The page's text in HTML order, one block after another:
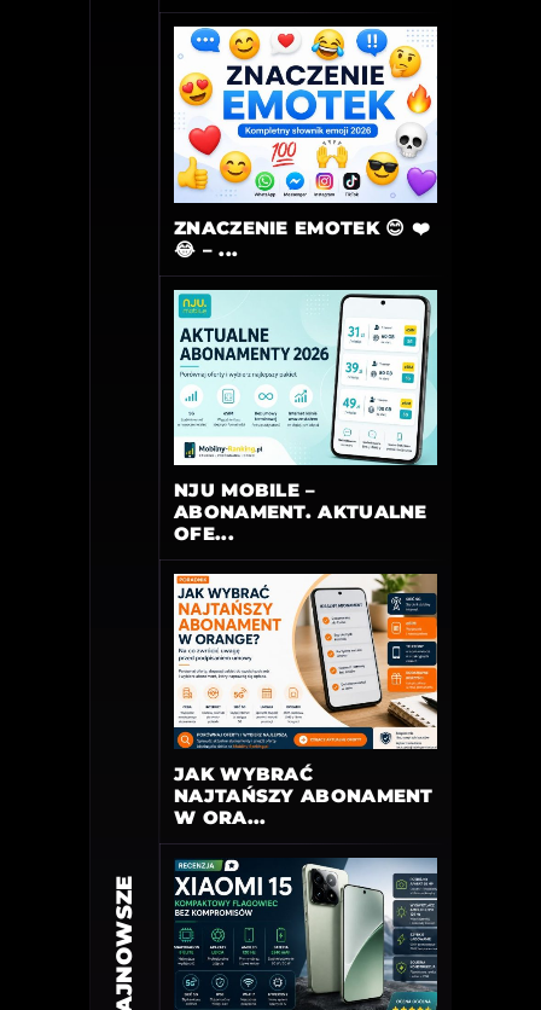
NAJNOWSZE
ZNACZENIE EMOTEK 😊 ❤️
😂 – ...
NJU MOBILE –
ABONAMENT. AKTUALNE
OFE...
JAK WYBRAĆ
NAJTAŃSZY ABONAMENT
W ORA...